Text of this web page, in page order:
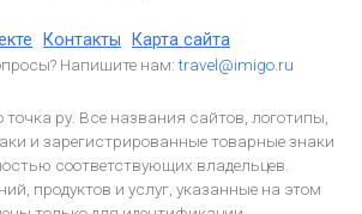
Контакты Карта сайта
Напишите нам:travel@imigo.ru
ру. Все названия сайтов, логотипы,
и зарегистрированные товарные знаки
соответствующих владельцев.
продуктов и услуг, указанные на этом